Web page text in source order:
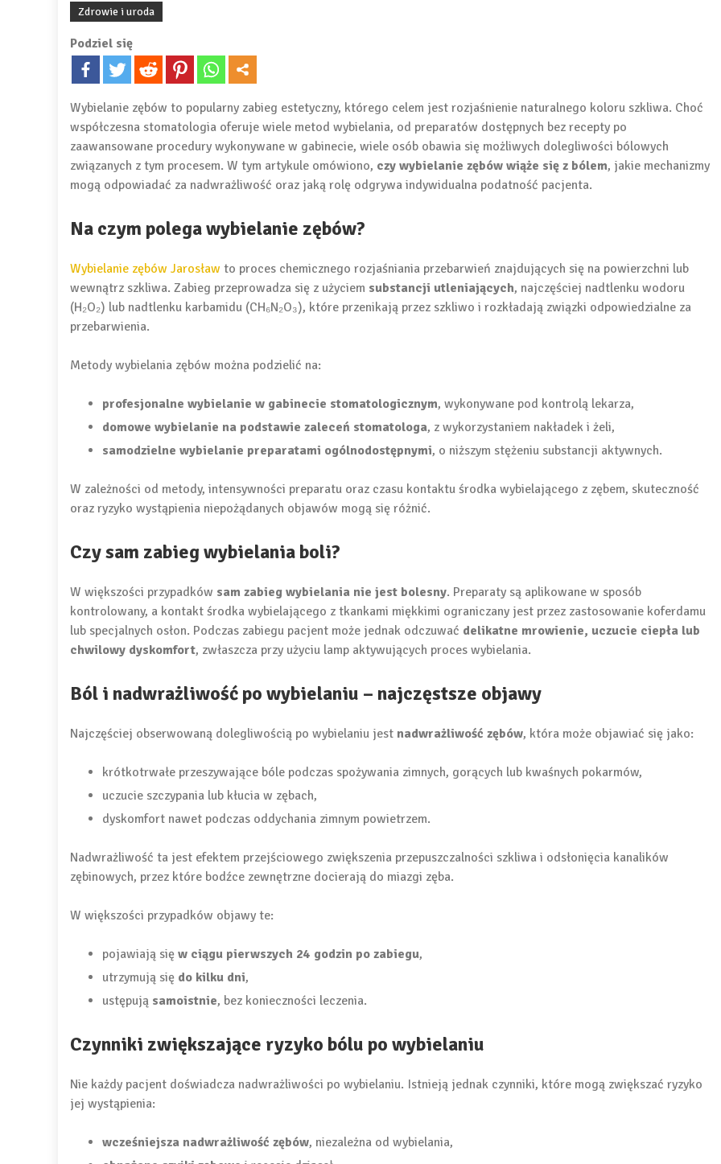
Zdrowie i uroda
Podziel się
Wybielanie zębów to popularny zabieg estetyczny, którego celem jest rozjaśnienie naturalnego koloru szkliwa. Choć
współczesna stomatologia oferuje wiele metod wybielania, od preparatów dostępnych bez recepty po
zaawansowane procedury wykonywane w gabinecie, wiele osób obawia się możliwych dolegliwości bólowych
związanych z tym procesem. W tym artykule omówiono, czy wybielanie zębów wiąże się z bólem, jakie mechanizmy
mogą odpowiadać za nadwrażliwość oraz jaką rolę odgrywa indywidualna podatność pacjenta.
Na czym polega wybielanie zębów?
Wybielanie zębów Jarosław to proces chemicznego rozjaśniania przebarwień znajdujących się na powierzchni lub
wewnątrz szkliwa. Zabieg przeprowadza się z użyciem substancji utleniających, najczęściej nadtlenku wodoru
(H₂O₂) lub nadtlenku karbamidu (CH₆N₂O₃), które przenikają przez szkliwo i rozkładają związki odpowiedzialne za
przebarwienia.
Metody wybielania zębów można podzielić na:
profesjonalne wybielanie w gabinecie stomatologicznym, wykonywane pod kontrolą lekarza,
domowe wybielanie na podstawie zaleceń stomatologa, z wykorzystaniem nakładek i żeli,
samodzielne wybielanie preparatami ogólnodostępnymi, o niższym stężeniu substancji aktywnych.
W zależności od metody, intensywności preparatu oraz czasu kontaktu środka wybielającego z zębem, skuteczność
oraz ryzyko wystąpienia niepożądanych objawów mogą się różnić.
Czy sam zabieg wybielania boli?
W większości przypadków sam zabieg wybielania nie jest bolesny. Preparaty są aplikowane w sposób
kontrolowany, a kontakt środka wybielającego z tkankami miękkimi ograniczany jest przez zastosowanie koferdamu
lub specjalnych osłon. Podczas zabiegu pacjent może jednak odczuwać delikatne mrowienie, uczucie ciepła lub
chwilowy dyskomfort, zwłaszcza przy użyciu lamp aktywujących proces wybielania.
Ból i nadwrażliwość po wybielaniu – najczęstsze objawy
Najczęściej obserwowaną dolegliwością po wybielaniu jest nadwrażliwość zębów, która może objawiać się jako:
krótkotrwałe przeszywające bóle podczas spożywania zimnych, gorących lub kwaśnych pokarmów,
uczucie szczypania lub kłucia w zębach,
dyskomfort nawet podczas oddychania zimnym powietrzem.
Nadwrażliwość ta jest efektem przejściowego zwiększenia przepuszczalności szkliwa i odsłonięcia kanalików
zębinowych, przez które bodźce zewnętrzne docierają do miazgi zęba.
W większości przypadków objawy te:
pojawiają się w ciągu pierwszych 24 godzin po zabiegu,
utrzymują się do kilku dni,
ustępują samoistnie, bez konieczności leczenia.
Czynniki zwiększające ryzyko bólu po wybielaniu
Nie każdy pacjent doświadcza nadwrażliwości po wybielaniu. Istnieją jednak czynniki, które mogą zwiększać ryzyko
jej wystąpienia:
wcześniejsza nadwrażliwość zębów, niezależna od wybielania,